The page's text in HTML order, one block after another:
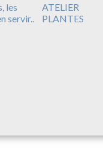
les
servir..
ATELIER
PLANTES